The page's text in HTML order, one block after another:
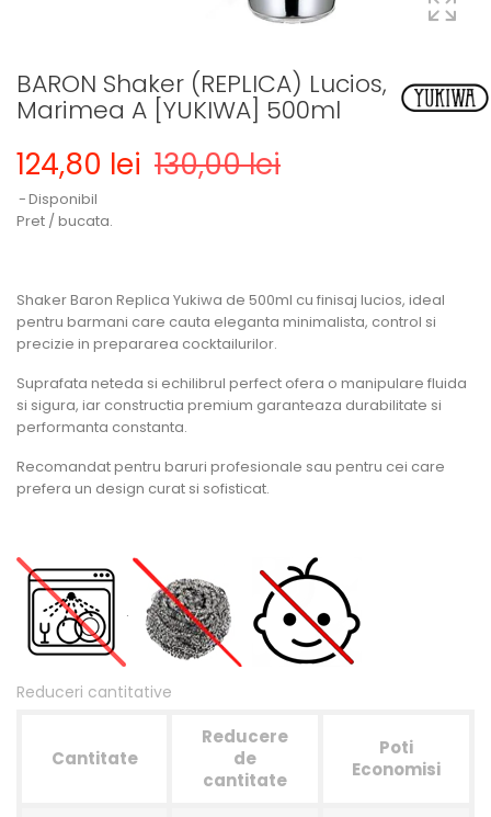
BARON Shaker (REPLICA) Lucios,
Marimea A [YUKIWA] 500ml
124,80 lei 130,00 lei
Disponibil
Pret / bucata.
Shaker Baron Replica Yukiwa de 500ml cu finisaj lucios, ideal
pentru barmani care cauta eleganta minimalista, control si
precizie in prepararea cocktailurilor.
Suprafata neteda si echilibrul perfect ofera o manipulare fluida
si sigura, iar constructia premium garanteaza durabilitate si
performanta constanta.
Recomandat pentru baruri profesionale sau pentru cei care
prefera un design curat si sofisticat.
.
Reduceri cantitative
Cantitate
Reducere
de
cantitate
Poti
Economisi